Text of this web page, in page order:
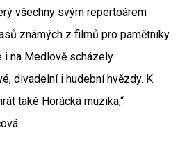
všechny svým repertoárem
známých z filmů pro pamětníky.
i na Medlově scházely
divadelní i hudební hvězdy. K
také Horácká muzika,“